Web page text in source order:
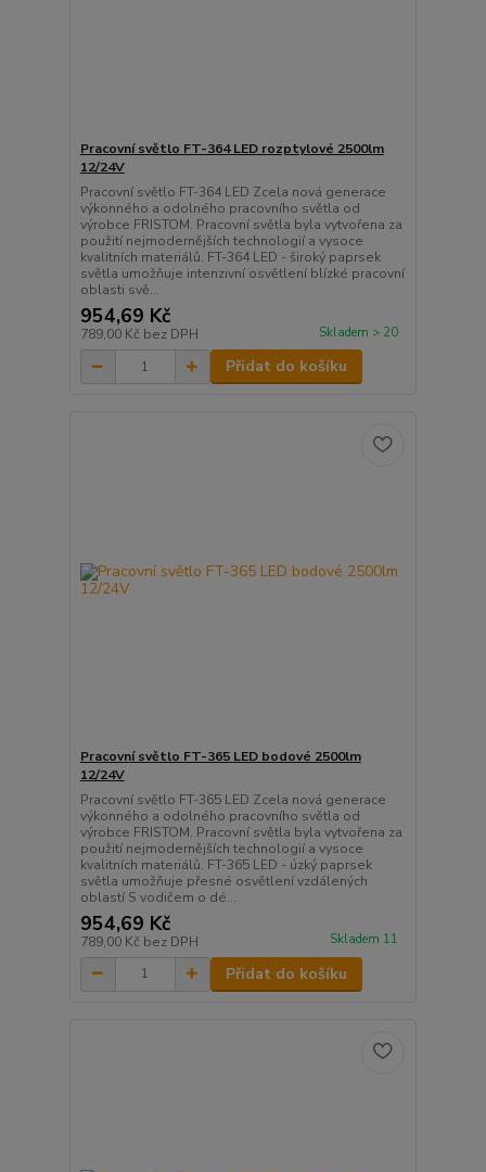
Pracovní světlo FT-364 LED rozptylové 2500lm
12/24V
Pracovní světlo FT-364 LED Zcela nová generace
výkonného a odolného pracovního světla od
výrobce FRISTOM. Pracovní světla byla vytvořena za
použití nejmodernějších technologií a vysoce
kvalitních materiálů. FT-364 LED - široký paprsek
světla umožňuje intenzivní osvětlení blízké pracovní
oblasti svě...
954,69 Kč
789,00 Kč bez DPH Skladem > 20
Přidat do košíku
Pracovní světlo FT-365 LED bodové 2500lm
12/24V
Pracovní světlo FT-365 LED Zcela nová generace
výkonného a odolného pracovního světla od
výrobce FRISTOM. Pracovní světla byla vytvořena za
použití nejmodernějších technologií a vysoce
kvalitních materiálů. FT-365 LED - úzký paprsek
světla umožňuje přesné osvětlení vzdálených
oblastí S vodičem o dé...
954,69 Kč
789,00 Kč bez DPH Skladem 11
Přidat do košíku